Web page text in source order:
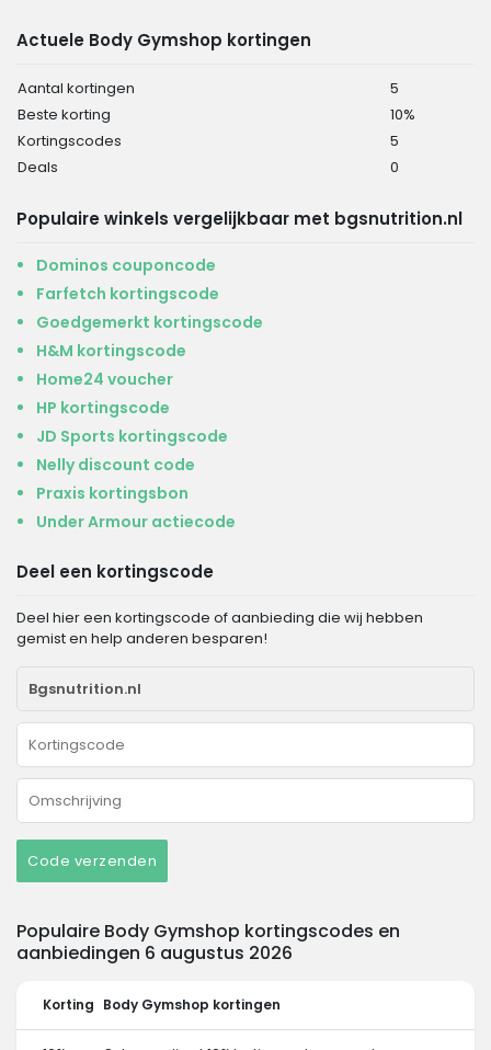
Actuele Body Gymshop kortingen
Aantal kortingen
5
Beste korting
10%
Kortingscodes
5
Deals
0
Populaire winkels vergelijkbaar met bgsnutrition.nl
Dominos couponcode
Farfetch kortingscode
Goedgemerkt kortingscode
H&M kortingscode
Home24 voucher
HP kortingscode
JD Sports kortingscode
Nelly discount code
Praxis kortingsbon
Under Armour actiecode
Deel een kortingscode
Deel hier een kortingscode of aanbieding die wij hebben
gemist en help anderen besparen!
Code verzenden
Populaire Body Gymshop kortingscodes en
aanbiedingen 6 augustus 2026
Korting Body Gymshop kortingen